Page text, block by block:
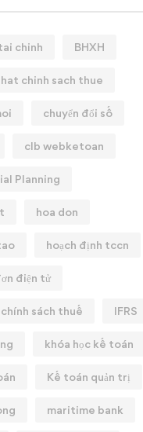
chinh BHXH
chinh sach thue
chuyển đổi số
clb webketoan
Planning
hoa don
hoạch định tccn
điện tử
sách thuế IFRS
khóa học kế toán
Kế toán quản trị
maritime bank